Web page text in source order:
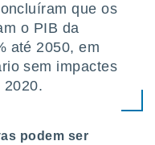
que os
o PIB da
até 2050, em
sem impactes
2020.
podem ser